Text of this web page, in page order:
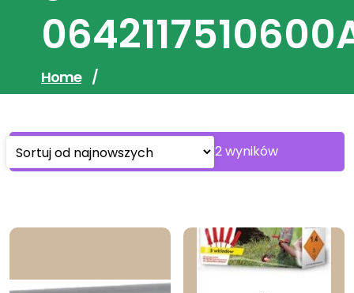
Home /
Wyświetlanie 1–30 z 232 wynikówSorted
by